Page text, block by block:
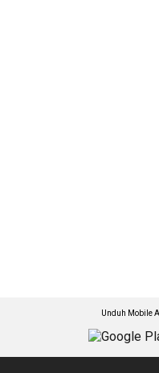
Unduh Mobile